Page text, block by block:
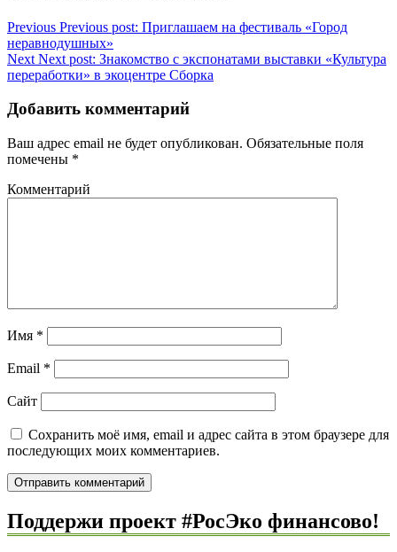
Previous Previous post: Приглашаем на фестиваль «Город
неравнодушных»
Next Next post: Знакомство с экспонатами выставки «Культура
переработки» в экоцентре Сборка
Добавить комментарий
Ваш адрес email не будет опубликован. Обязательные поля
помечены *
Комментарий
Имя *
Email *
Сайт
Сохранить моё имя, email и адрес сайта в этом браузере для
последующих моих комментариев.
Поддержи проект #РосЭко финансово!